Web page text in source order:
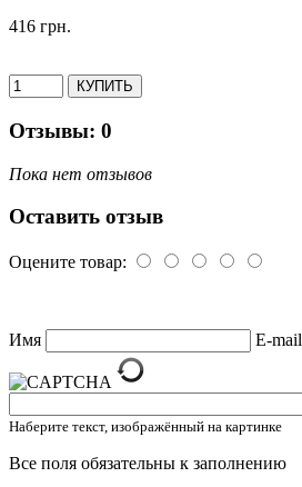
416 грн.
Отзывы: 0
Пока нет отзывов
Оставить отзыв
Оцените товар:
Имя E-mail
Наберите текст, изображённый на картинке
Все поля обязательны к заполнению